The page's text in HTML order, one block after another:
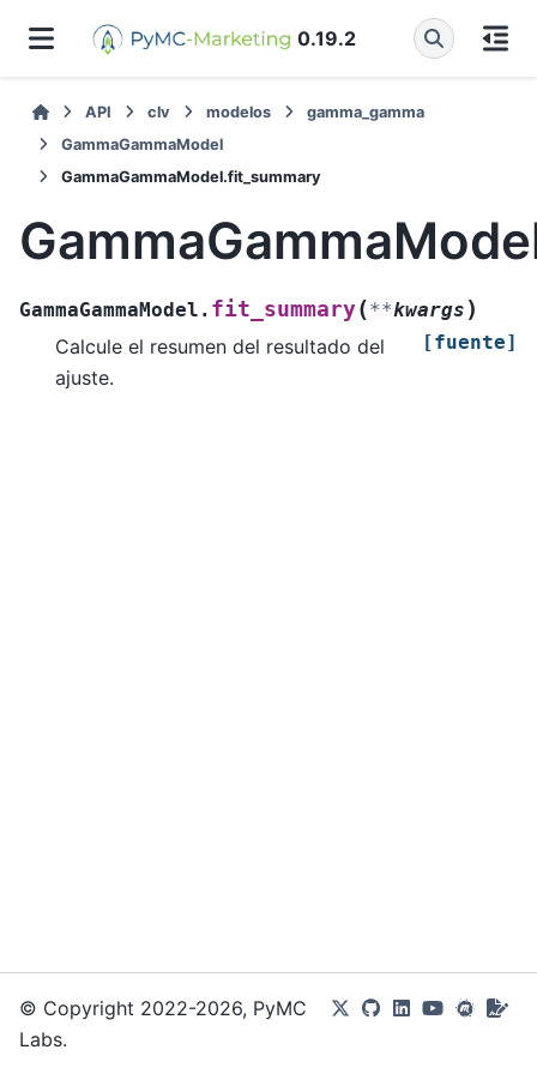
0.19.2
API clv modelos
gamma_gamma
GammaGammaModel
GammaGammaModel.fit_summary
GammaGammaModel. fit_summary(**kwargs )
[fuente]
Calcule el resumen del resultado del
ajuste.
© Copyright 2022-2026, PyMC
Labs.